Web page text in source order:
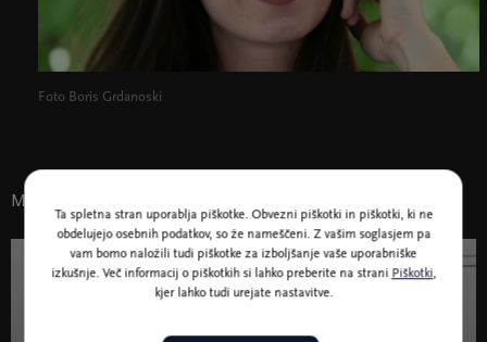
Foto Boris Grdanoski
Morda vas zanima tudi
Literatura in humanistika 3. jan. - 4. dec. 2024
Ta spletna stran uporablja piškotke. Obvezni piškotki in piškotki, ki ne
obdelujejo osebnih podatkov, so že nameščeni. Z vašim soglasjem pa
vam bomo naložili tudi piškotke za izboljšanje vaše uporabniške
izkušnje. Več informacij o piškotkih si lahko preberite na strani Piškotki,
kjer lahko tudi urejate nastavitve.